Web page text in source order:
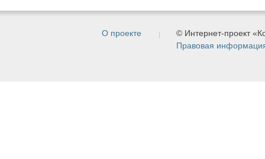
О проекте
© Интернет-проект
Правовая